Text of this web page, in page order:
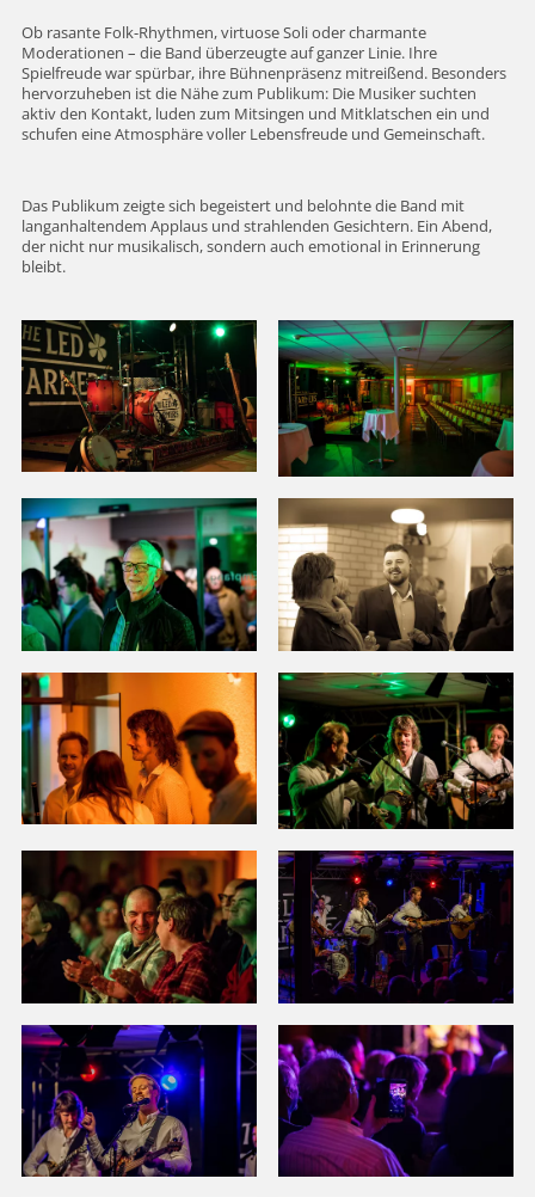
Ob rasante Folk-Rhythmen, virtuose Soli oder charmante
Moderationen – die Band überzeugte auf ganzer Linie. Ihre
Spielfreude war spürbar, ihre Bühnenpräsenz mitreißend. Besonders
hervorzuheben ist die Nähe zum Publikum: Die Musiker suchten
aktiv den Kontakt, luden zum Mitsingen und Mitklatschen ein und
schufen eine Atmosphäre voller Lebensfreude und Gemeinschaft.
Das Publikum zeigte sich begeistert und belohnte die Band mit
langanhaltendem Applaus und strahlenden Gesichtern. Ein Abend,
der nicht nur musikalisch, sondern auch emotional in Erinnerung
bleibt.